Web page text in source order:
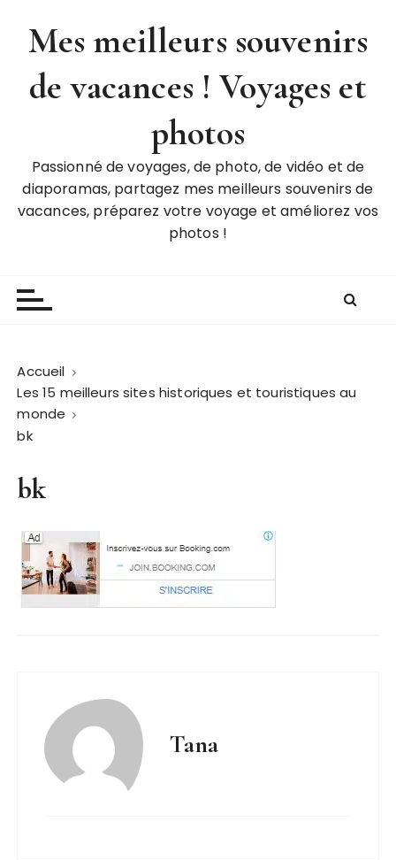
Mes meilleurs souvenirs
de vacances ! Voyages et
photos
Passionné de voyages, de photo, de vidéo et de
diaporamas, partagez mes meilleurs souvenirs de
vacances, préparez votre voyage et améliorez vos
photos !
Accueil
Les 15 meilleurs sites historiques et touristiques au
monde
bk
bk
Tana